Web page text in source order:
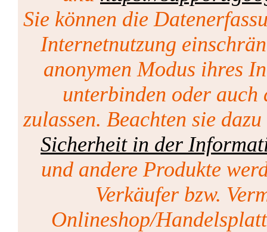
Sie können die
Internetnutzung
anonymen Modus ihres
unterbinden oder auch
zulassen. Beachten sie
Sicherheit in der
und andere Produkte
Verkäufer bzw.
Onlineshop/